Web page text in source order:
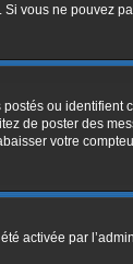
vous ne pouvez
ou
de poster des
votre
activée par